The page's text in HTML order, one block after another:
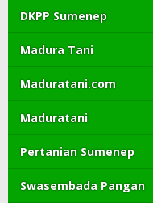
DKPP Sumenep
Madura Tani
Maduratani.com
Maduratani
Pertanian Sumenep
Swasembada Pangan